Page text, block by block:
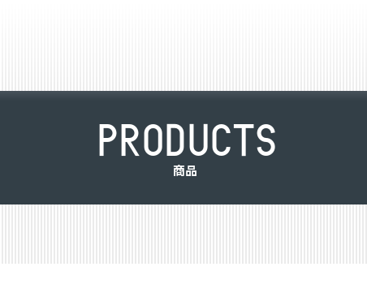
PRODUCTS
商品